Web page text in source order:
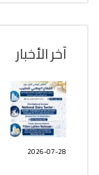
آخر الأخبار
2026-07-28